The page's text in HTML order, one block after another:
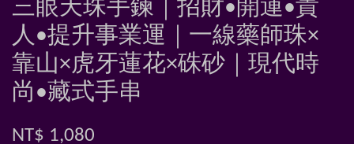
三眼天珠手鍊｜招財•開運•貴
人•提升事業運｜一線藥師珠×
靠山×虎牙蓮花×硃砂｜現代時
尚•藏式手串
NT$ 1,080